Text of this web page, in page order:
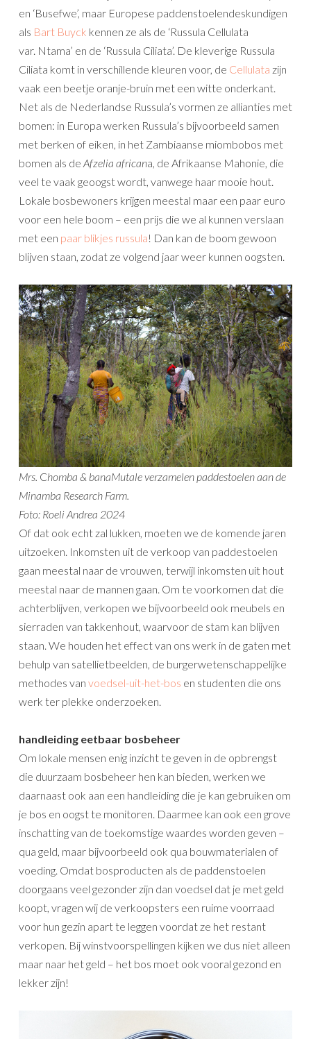
en ‘Busefwe’, maar Europese paddenstoelendeskundigen
als Bart Buyck kennen ze als de ‘Russula Cellulata
var. Ntama’ en de ‘Russula Ciliata’. De kleverige Russula
Ciliata komt in verschillende kleuren voor, de Cellulata zijn
vaak een beetje oranje-bruin met een witte onderkant.
Net als de Nederlandse Russula’s vormen ze allianties met
bomen: in Europa werken Russula’s bijvoorbeeld samen
met berken of eiken, in het Zambiaanse miombobos met
bomen als de Afzelia africana, de Afrikaanse Mahonie, die
veel te vaak geoogst wordt, vanwege haar mooie hout.
Lokale bosbewoners krijgen meestal maar een paar euro
voor een hele boom – een prijs die we al kunnen verslaan
met een paar blikjes russula! Dan kan de boom gewoon
blijven staan, zodat ze volgend jaar weer kunnen oogsten.
Mrs. Chomba & banaMutale verzamelen paddestoelen aan de
Minamba Research Farm.
Foto: Roeli Andrea 2024
Of dat ook echt zal lukken, moeten we de komende jaren
uitzoeken. Inkomsten uit de verkoop van paddestoelen
gaan meestal naar de vrouwen, terwijl inkomsten uit hout
meestal naar de mannen gaan. Om te voorkomen dat die
achterblijven, verkopen we bijvoorbeeld ook meubels en
sierraden van takkenhout, waarvoor de stam kan blijven
staan. We houden het effect van ons werk in de gaten met
behulp van satellietbeelden, de burgerwetenschappelijke
methodes van voedsel-uit-het-bos en studenten die ons
werk ter plekke onderzoeken.
handleiding eetbaar bosbeheer
Om lokale mensen enig inzicht te geven in de opbrengst
die duurzaam bosbeheer hen kan bieden, werken we
daarnaast ook aan een handleiding die je kan gebruiken om
je bos en oogst te monitoren. Daarmee kan ook een grove
inschatting van de toekomstige waardes worden geven –
qua geld, maar bijvoorbeeld ook qua bouwmaterialen of
voeding. Omdat bosproducten als de paddenstoelen
doorgaans veel gezonder zijn dan voedsel dat je met geld
koopt, vragen wij de verkoopsters een ruime voorraad
voor hun gezin apart te leggen voordat ze het restant
verkopen. Bij winstvoorspellingen kijken we dus niet alleen
maar naar het geld – het bos moet ook vooral gezond en
lekker zijn!